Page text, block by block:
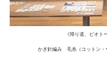
《帰り道、ビオト
かぎ針編み 毛糸（コットン